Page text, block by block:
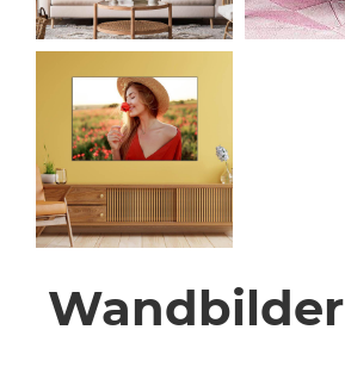
Wandbilder